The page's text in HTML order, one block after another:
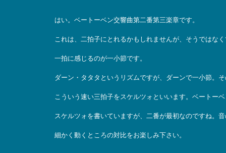
はい。ベートーベン交響曲第二番第三楽章です。
これは、二拍子にとれるかもしれませんが、そうではな
一拍に感じるのが一小節です。
ダーン・タタタというリズムですが、ダーンで一小節。
こういう速い三拍子をスケルツォといいます。ベートー
スケルツォを書いていますが、二番が最初なのですね。
細かく動くところの対比をお楽しみ下さい。